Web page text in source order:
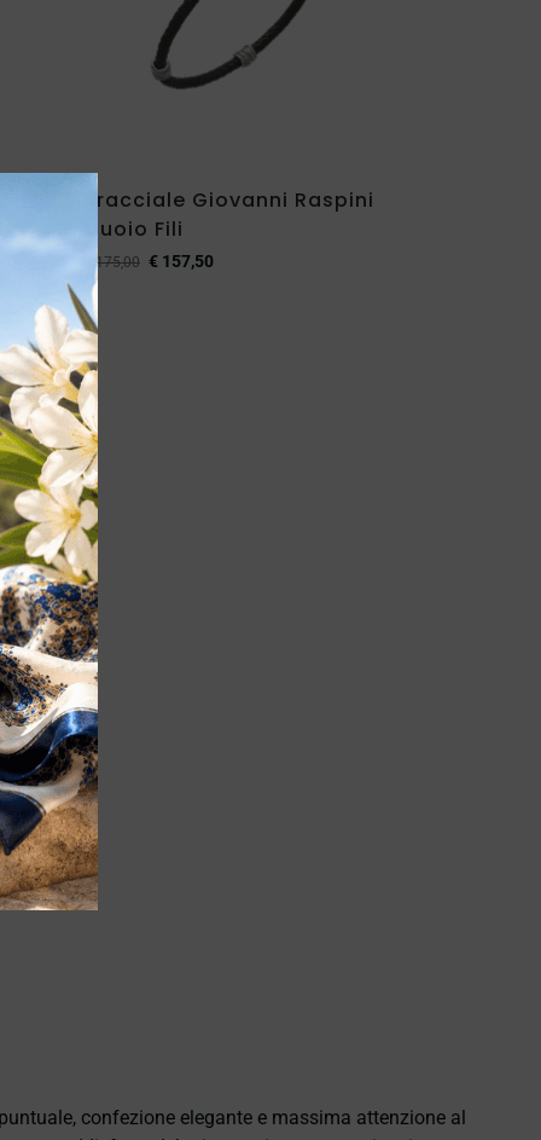
Bracciale Giovanni Raspini
Cuoio Fili
175,00 € 157,50
confezione elegante e massima attenzione al